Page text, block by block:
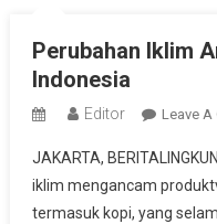
Perubahan Iklim
Indonesia
Editor Leave A
JAKARTA,
iklim mengancam
termasuk kopi, yang